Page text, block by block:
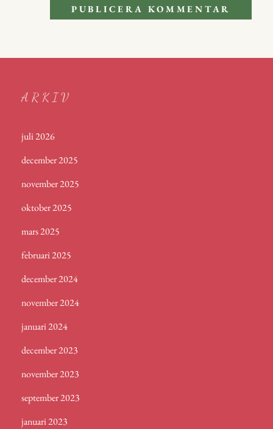
ARKIV
juli 2026
december 2025
november 2025
oktober 2025
mars 2025
februari 2025
december 2024
november 2024
januari 2024
december 2023
november 2023
september 2023
januari 2023